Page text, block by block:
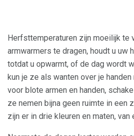
Herfsttemperaturen zijn moeilijk te
armwarmers te dragen, houdt u uw
totdat u opwarmt, of de dag wordt
kun je ze als wanten over je
voor blote armen en handen,
ze nemen bijna geen ruimte in een
zijn er in drie kleuren en maten,